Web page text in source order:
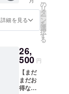
7%OFF
詳細を見る
の
リ
タ
ー
ン
を
選
択
す
る
26,
500 円
【まだ
まだお
得な